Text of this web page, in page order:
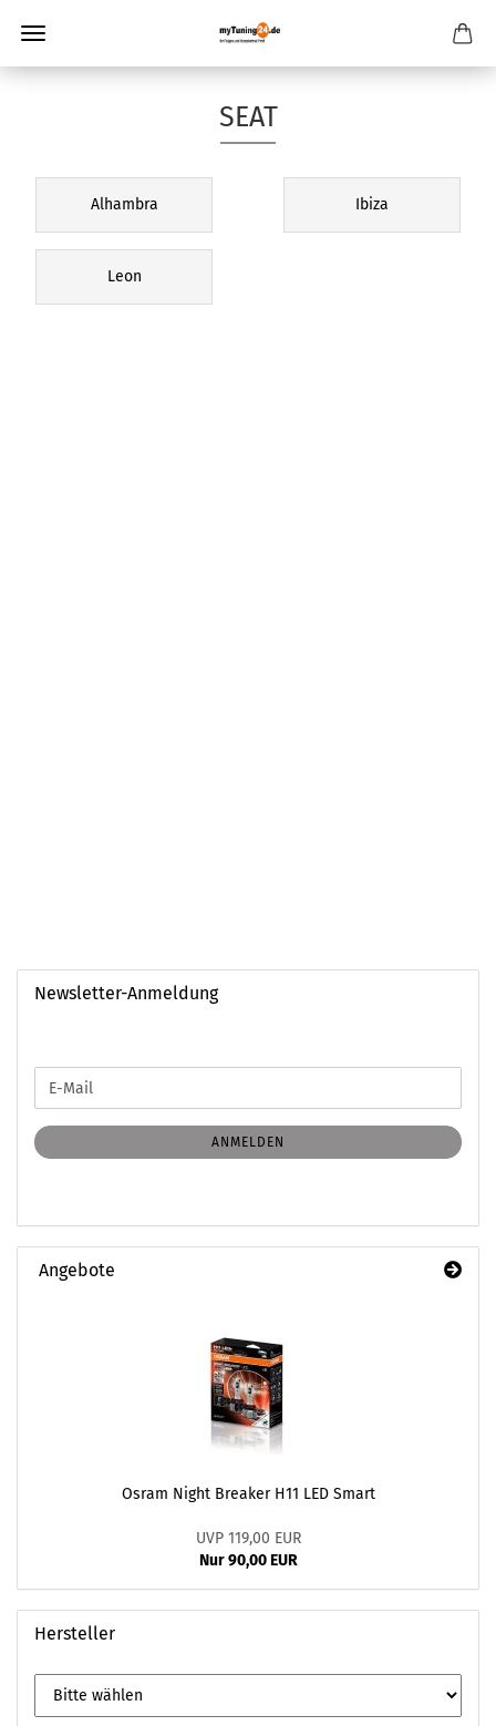
SEAT
Alhambra Ibiza
Leon
Newsletter-Anmeldung
ZUR
ANMELDUNG
E-
Mail
ANMELDEN
Angebote
Osram Night Breaker H11 LED Smart
UVP 119,00 EUR
Nur 90,00 EUR
Hersteller